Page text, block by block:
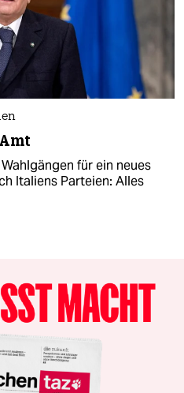
für ein neues
Italiens Parteien: Alles